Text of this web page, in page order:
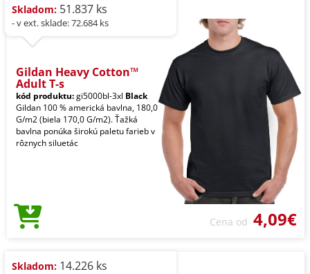
Skladom: 51.837 ks
- v ext. sklade: 72.684 ks
Gildan Heavy Cotton™
Adult T-s
kód produktu:gi5000bl-3xl Black
Gildan 100 % americká bavlna, 180,0
G/m2 (biela 170,0 G/m2). Ťažká
bavlna ponúka širokú paletu farieb v
rôznych siluetác
Cena od 4,09€
Skladom: 14.226 ks